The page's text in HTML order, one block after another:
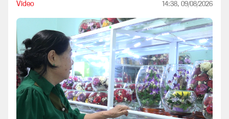
Video 14:38, 09/08/2026